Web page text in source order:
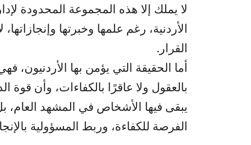
لا يملك إلا هذه المجموعة المحدودة
الأردنية، رغم علمها وخبرتها
القرار.
أما الحقيقة التي يؤمن بها الأردنيون،
بالعقول ولا عاقرًا بالكفاءات، وأن قوة
يبقى فيها الأشخاص في المشهد العام،
الفرصة للكفاءة، وربط المسؤولية